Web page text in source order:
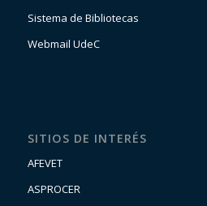
Sistema de Bibliotecas
Webmail UdeC
SITIOS DE INTERÉS
AFEVET
ASPROCER